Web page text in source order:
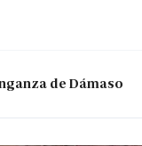
de Dámaso